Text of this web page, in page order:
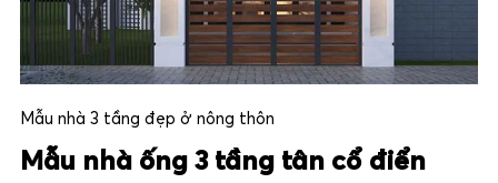
Mẫu nhà 3 tầng đẹp ở nông thôn
Mẫu nhà ống 3 tầng tân cổ điển